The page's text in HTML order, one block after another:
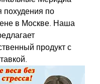
похудения по
в Москве. Наша
продукт с